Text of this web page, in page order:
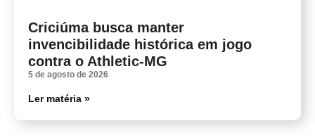
Criciúma busca manter
invencibilidade histórica em jogo
contra o Athletic-MG
5 de agosto de 2026
Ler matéria »